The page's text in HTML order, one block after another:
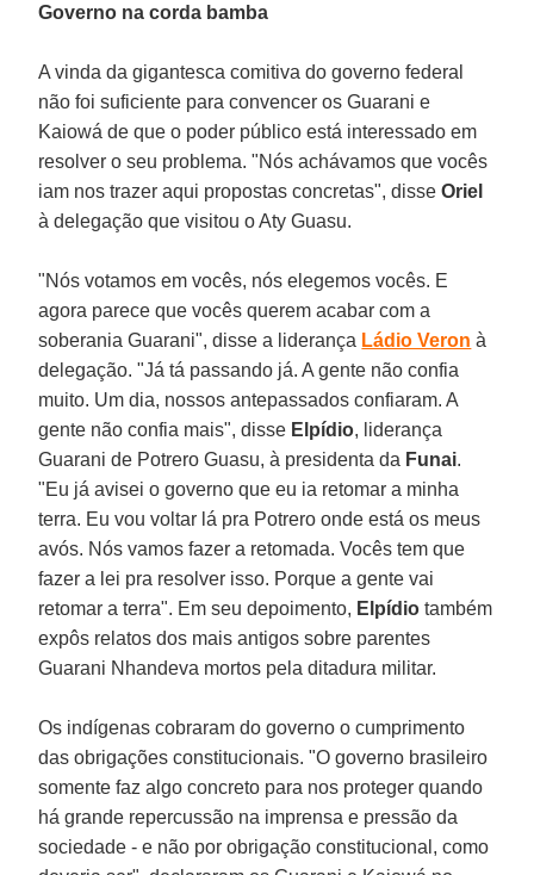
Governo na corda bamba
A vinda da gigantesca comitiva do governo federal
não foi suficiente para convencer os Guarani e
Kaiowá de que o poder público está interessado em
resolver o seu problema. "Nós achávamos que vocês
iam nos trazer aqui propostas concretas", disseOriel
à delegação que visitou o Aty Guasu.
"Nós votamos em vocês, nós elegemos vocês. E
agora parece que vocês querem acabar com a
soberania Guarani", disse a liderança Ládio Veron à
delegação. "Já tá passando já. A gente não confia
muito. Um dia, nossos antepassados confiaram. A
gente não confia mais", disse Elpídio, liderança
Guarani de Potrero Guasu, à presidenta da Funai.
"Eu já avisei o governo que eu ia retomar a minha
terra. Eu vou voltar lá pra Potrero onde está os meus
avós. Nós vamos fazer a retomada. Vocês tem que
fazer a lei pra resolver isso. Porque a gente vai
retomar a terra". Em seu depoimento, Elpídio também
expôs relatos dos mais antigos sobre parentes
Guarani Nhandeva mortos pela ditadura militar.
Os indígenas cobraram do governo o cumprimento
das obrigações constitucionais. "O governo brasileiro
somente faz algo concreto para nos proteger quando
há grande repercussão na imprensa e pressão da
sociedade - e não por obrigação constitucional, como